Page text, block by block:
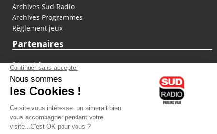
Archives Sud Radio
Archives Programmes
Règlement jeux
Partenaires
fiducial.fr
lyoncapitale.fr
olympique-et-lyonnais.com
L'application Iphone / Android
Téléchargez l'application